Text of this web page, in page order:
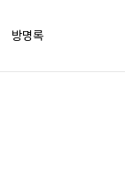
방명록